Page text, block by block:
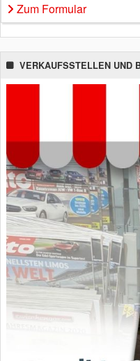
Zum Formular
VERKAUFSSTELLEN UND